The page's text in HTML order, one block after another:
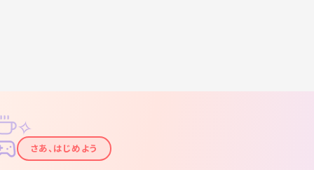
✦
✧
さあ、はじめよう